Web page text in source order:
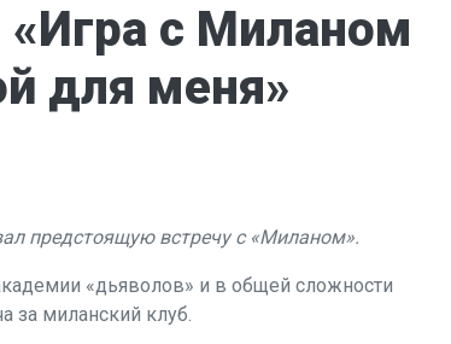
с Миланом
для меня»
предстоящую встречу с «Миланом».
«дьяволов» и в общей сложности
за миланский клуб.